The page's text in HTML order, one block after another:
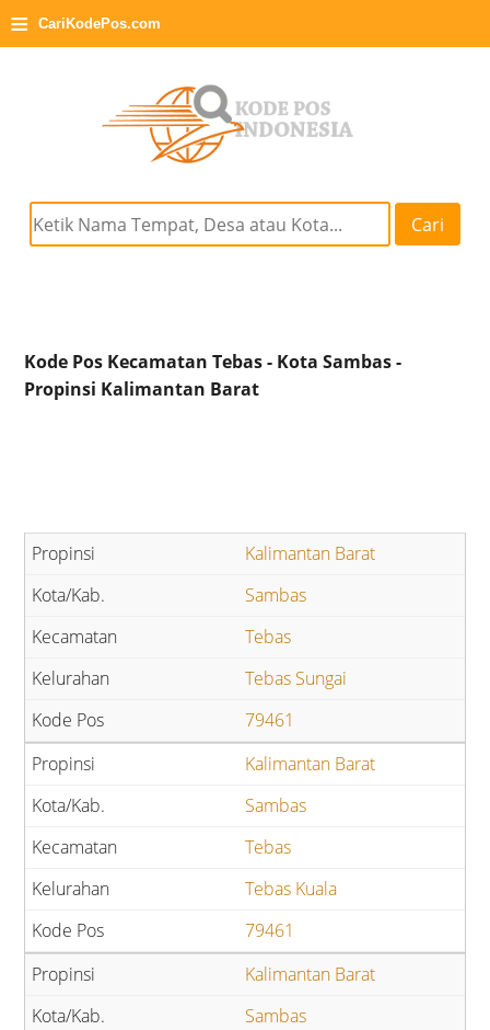
≡ CariKodePos.com
Cari
Kode Pos Kecamatan Tebas - Kota Sambas -
Propinsi Kalimantan Barat
Kalimantan Barat
Sambas
Tebas
Tebas Sungai
79461
Kalimantan Barat
Sambas
Tebas
Tebas Kuala
79461
Kalimantan Barat
Sambas